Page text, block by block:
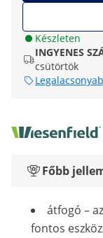
Készleten
INGYENES
csütörtök
Főbb
átfogó –
fontos